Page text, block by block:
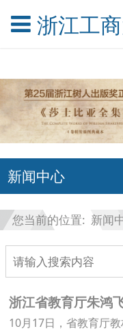
浙江工
新闻中心
您当前的位置: 新闻
10月17日，省教育厅